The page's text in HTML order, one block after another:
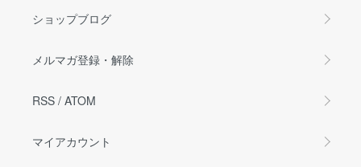
ショップブログ
メルマガ登録・解除
RSS / ATOM
マイアカウント